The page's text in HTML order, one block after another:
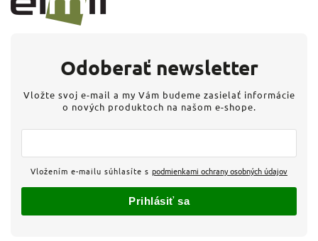
Odoberať newsletter
Vložte svoj e-mail a my Vám budeme zasielať informácie
o nových produktoch na našom e-shope.
Vložením e-mailu súhlasíte s podmienkami ochrany osobných údajov
Prihlásiť sa